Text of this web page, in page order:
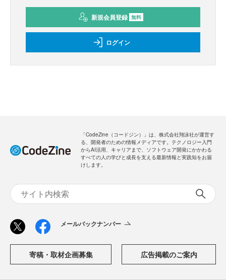
新規会員登録 無料
ログイン
「CodeZine（コードジン）」は、株式会社翔泳社が運営す
る、開発者のための情報メディアです。テクノロジー入門
からAI活用、キャリアまで、ソフトウェア開発にかかわる
すべての人の学びと成長を支える最新情報と実践知をお届
けします。
メールバックナンバー
寄稿・取材企画募集 広告掲載のご案内